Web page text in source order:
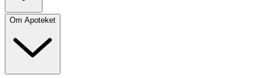
Om Apoteket